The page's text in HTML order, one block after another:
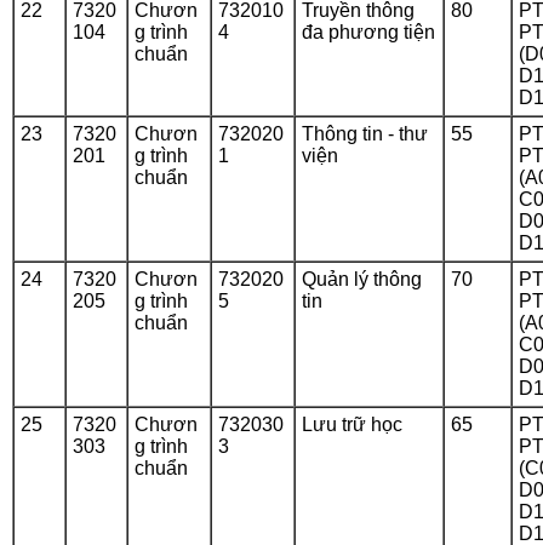
22
7320
104
Chươn
g trình
chuẩn
732010
4
Truyền thông
đa phương tiện
80
23
7320
201
Chươn
g trình
chuẩn
732020
1
Thông tin - thư
viện
55
24
7320
205
Chươn
g trình
chuẩn
732020
5
Quản lý thông
tin
70
25
7320
303
Chươn
g trình
chuẩn
732030
3
Lưu trữ học 65